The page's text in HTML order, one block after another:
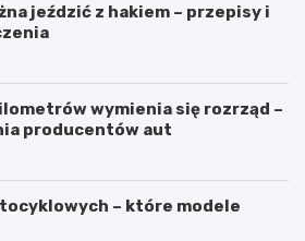
jeździć z hakiem – przepisy i
wymienia się rozrząd –
producentów aut
– które modele